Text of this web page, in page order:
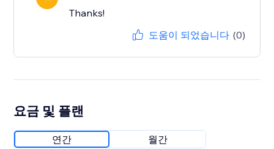
Thanks!
도움이 되었습니다 (0)
요금 및 플랜
연간 월간